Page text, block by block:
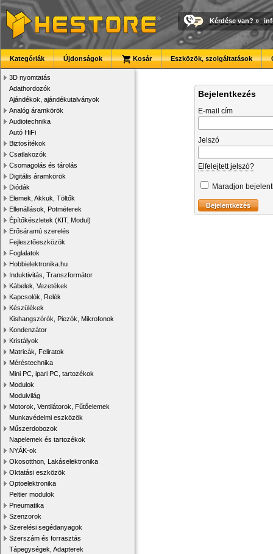
Kérdése van? »
Kategóriák Újdonságok Kosár Eszközök, szolgáltatások
3D nyomtatás
Adathordozók
Ajándékok, ajándékutalványok
Analóg áramkörök
Audiotechnika
Autó HiFi
Biztosítékok
Csatlakozók
Csomagolás és tárolás
Digitális áramkörök
Diódák
Elemek, Akkuk, Töltők
Ellenállások, Potméterek
Építőkészletek (KIT, Modul)
Erősáramú szerelés
Fejlesztőeszközök
Foglalatok
Hobbielektronika.hu
Induktivitás, Transzformátor
Kábelek, Vezetékek
Kapcsolók, Relék
Készülékek
Kishangszórók, Piezók, Mikrofonok
Kondenzátor
Kristályok
Matricák, Feliratok
Méréstechnika
Mini PC, ipari PC, tartozékok
Modulok
Modulvilág
Motorok, Ventilátorok, Fűtőelemek
Munkavédelmi eszközök
Műszerdobozok
Napelemek és tartozékok
NYÁK-ok
Okosotthon, Lakáselektronika
Oktatási eszközök
Optoelektronika
Peltier modulok
Pneumatika
Szenzorok
Szerelési segédanyagok
Szerszám és forrasztás
Tápegységek, Adapterek
Bejelentkezés
E-mail cím
Jelszó
Elfelejtett jelszó?
Maradjon